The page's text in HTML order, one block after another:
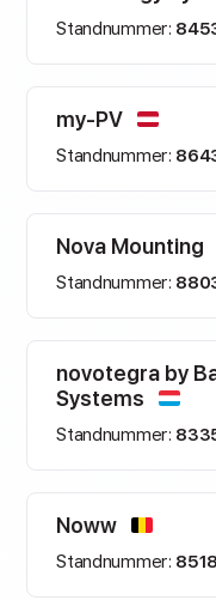
Standnummer:
my-PV
Standnummer:
Nova Mounting
Standnummer:
novotegra by
Systems
Standnummer:
Noww
Standnummer: 8518